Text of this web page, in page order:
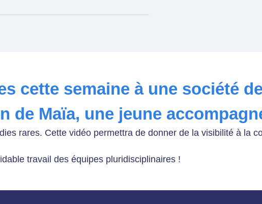
cette semaine à une société
Maïa, une jeune
rares. Cette vidéo permettra de donner de la visibilité à la
travail des équipes pluridisciplinaires !